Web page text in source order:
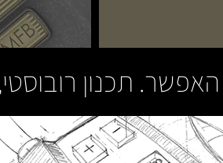
תכנון